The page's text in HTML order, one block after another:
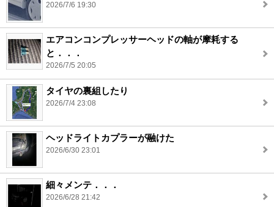
2026/7/6 19:30
エアコンコンプレッサーヘッドの軸が摩耗する
と．．．
2026/7/5 20:05
タイヤの裏組したり
2026/7/4 23:08
ヘッドライトカプラーが融けた
2026/6/30 23:01
細々メンテ．．．
2026/6/28 21:42